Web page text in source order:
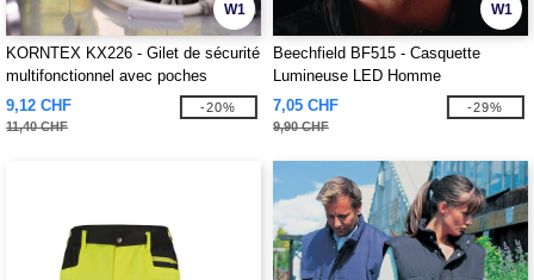
W1
KORNTEX KX226 - Gilet de sécurité
multifonctionnel avec poches
9,12 CHF
11,40 CHF
-20%
W1
Beechfield BF515 - Casquette
Lumineuse LED Homme
7,05 CHF
9,90 CHF
-29%